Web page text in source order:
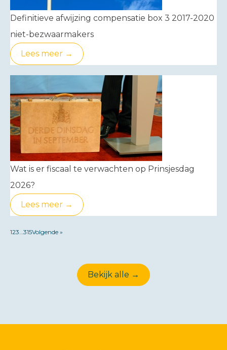
Definitieve afwijzing compensatie box 3 2017-2020
niet-bezwaarmakers
Lees meer →
Wat is er fiscaal te verwachten op Prinsjesdag
2026?
Lees meer →
123 315Volgende »
Bekijk alle →